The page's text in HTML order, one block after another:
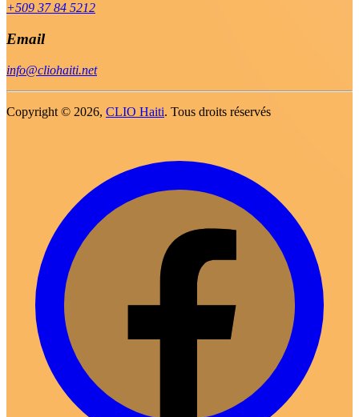
+509 37 84 5212
Email
info@cliohaiti.net
Copyright © 2026, CLIO Haiti. Tous droits réservés